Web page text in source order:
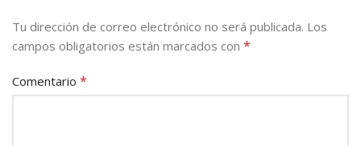
Tu dirección de correo electrónico no será publicada. Los
campos obligatorios están marcados con *
Comentario *